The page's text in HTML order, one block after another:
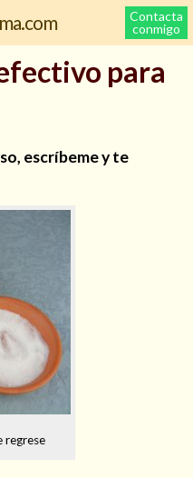
Contacta
conmigo
para
escríbeme y te
regrese